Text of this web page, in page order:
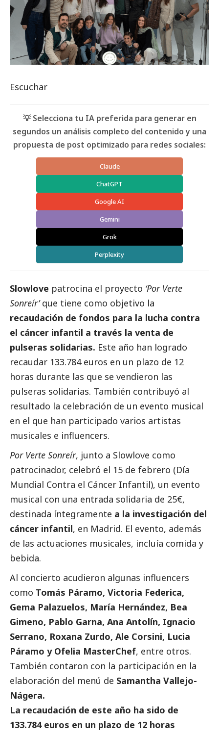
Escuchar
💡 Selecciona tu IA preferida para generar en
segundos un análisis completo del contenido y una
propuesta de post optimizado para redes sociales:
Claude
ChatGPT
Google AI
Gemini
Grok
Perplexity
Slowlove patrocina el proyecto ‘Por Verte
Sonreír’que tiene como objetivo la
recaudación de fondos para la lucha contra
el cáncer infantil a través la venta de
pulseras solidarias. Este año han logrado
recaudar 133.784 euros en un plazo de 12
horas durante las que se vendieron las
pulseras solidarias. También contribuyó al
resultado la celebración de un evento musical
en el que han participado varios artistas
musicales e influencers.
Por Verte Sonreír, junto a Slowlove como
patrocinador, celebró el 15 de febrero (Día
Mundial Contra el Cáncer Infantil), un evento
musical con una entrada solidaria de 25€,
destinada íntegramente a la investigación del
cáncer infantil, en Madrid. El evento, además
de las actuaciones musicales, incluía comida y
bebida.
Al concierto acudieron algunas influencers
como Tomás Páramo, Victoria Federica,
Gema Palazuelos, María Hernández, Bea
Gimeno, Pablo Garna, Ana Antolín, Ignacio
Serrano, Roxana Zurdo, Ale Corsini, Lucia
Páramo y Ofelia MasterChef, entre otros.
También contaron con la participación en la
elaboración del menú de Samantha Vallejo-
Nágera.
La recaudación de este año ha sido de
133.784 euros en un plazo de 12 horas